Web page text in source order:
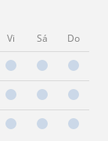
Vi Sá Do